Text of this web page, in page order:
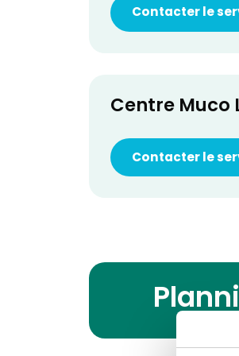
Contacter le
Centre Muco
Contacter le